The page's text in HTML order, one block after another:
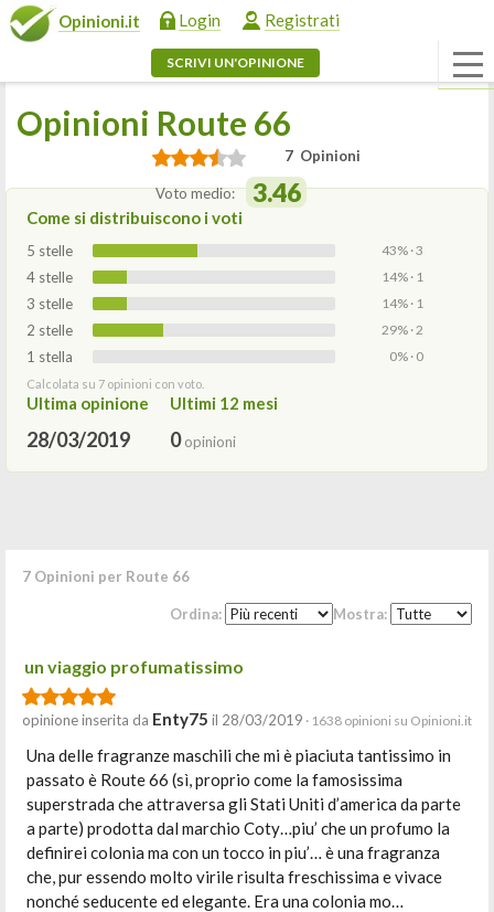
Opinioni.it Login Registrati
SCRIVI UN'OPINIONE
Opinioni Route 66
7 Opinioni
Voto medio: 3.46
Come si distribuiscono i voti
5 stelle 43% · 3
4 stelle 14% · 1
3 stelle 14% · 1
2 stelle 29% · 2
1 stella 0% · 0
Calcolata su 7 opinioni con voto.
Ultima opinione
28/03/2019
Ultimi 12 mesi
0opinioni
7 Opinioni per Route 66
Ordina: Mostra:
un viaggio profumatissimo
opinione inserita da Enty75 il 28/03/2019 · 1638 opinioni su Opinioni.it
Una delle fragranze maschili che mi è piaciuta tantissimo in
passato è Route 66 (sì, proprio come la famosissima
superstrada che attraversa gli Stati Uniti d’america da parte
a parte) prodotta dal marchio Coty…piu’ che un profumo la
definirei colonia ma con un tocco in piu’… è una fragranza
che, pur essendo molto virile risulta freschissima e vivace
nonché seducente ed elegante. Era una colonia mo…